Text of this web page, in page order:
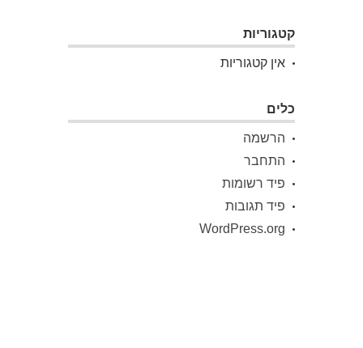
קטגוריות
אין קטגוריות
כלים
הרשמה
התחבר
פיד רשומות
פיד תגובות
WordPress.org